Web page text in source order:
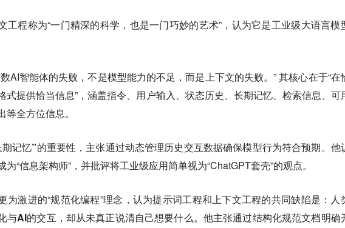
工程称为“一门精深的科学，也是一门巧妙的艺术”，认为它是工业级大语言模
AI智能体的失败，不是模型能力的不足，而是上下文的失败。” 其核心在于“在
式提供恰当信息”，涵盖指令、用户输入、状态历史、长期记忆、检索信息、可
全方位信息。
记忆”的重要性，主张通过动态管理历史交互数据确保模型行为符合预期。他
为“信息架构师”，并批评将工业级应用简单视为“ChatGPT套壳”的观点。
为激进的“规范化编程”理念，认为提示词工程和上下文工程的共同缺陷是：人
与AI的交互，却从未真正说清自己想要什么。他主张通过结构化规范文档明确